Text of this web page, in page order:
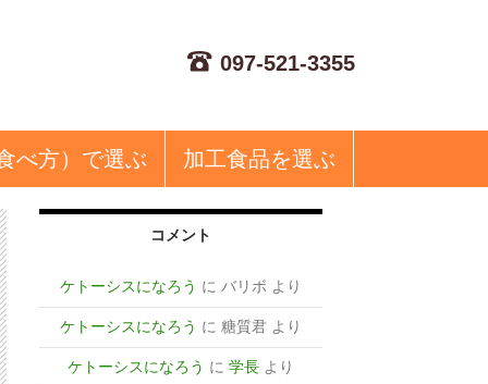
097-521-3355
食べ方）で選ぶ 加工食品を選ぶ
コメント
ケトーシスになろう にバリボ より
ケトーシスになろう に糖質君 より
ケトーシスになろう に学長 より